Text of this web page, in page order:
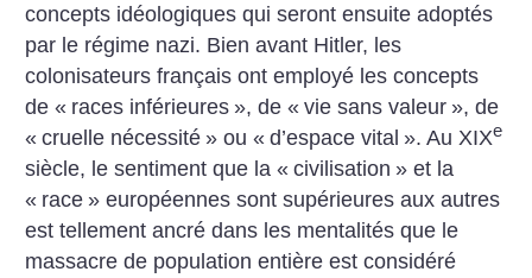
concepts idéologiques qui seront ensuite adoptés
par le régime nazi. Bien avant Hitler, les
colonisateurs français ont employé les concepts
de « races inférieures », de « vie sans valeur », de
« cruelle nécessité » ou « d’espace vital ». Au XIXe
siècle, le sentiment que la « civilisation » et la
« race » européennes sont supérieures aux autres
est tellement ancré dans les mentalités que le
massacre de population entière est considéré